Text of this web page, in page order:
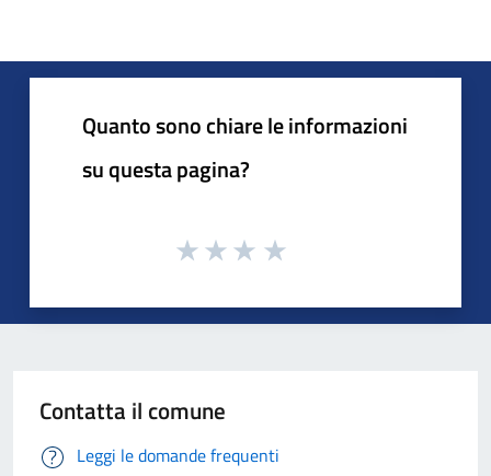
Quanto sono chiare le informazioni
su questa pagina?
Contatta il comune
Leggi le domande frequenti